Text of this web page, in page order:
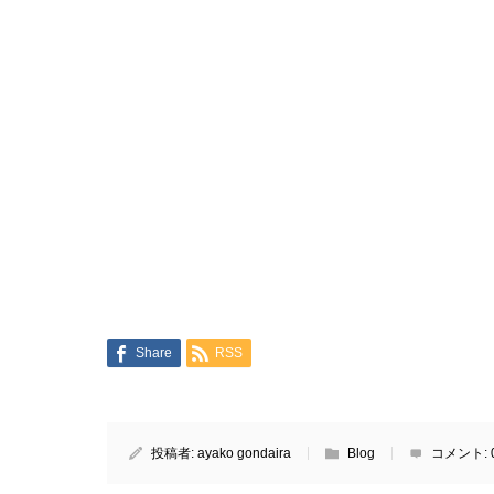
Share RSS
投稿者: ayako gondaira Blog コメント: